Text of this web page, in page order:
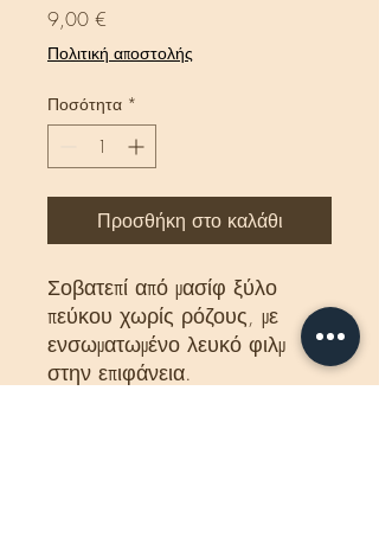
9,00 €
Πολιτική αποστολής
Ποσότητα *
Προσθήκη στο καλάθι
Σοβατεπί από μασίφ ξύλο
πεύκου χωρίς ρόζους, με
ενσωματωμένο λευκό φιλμ
στην επιφάνεια.